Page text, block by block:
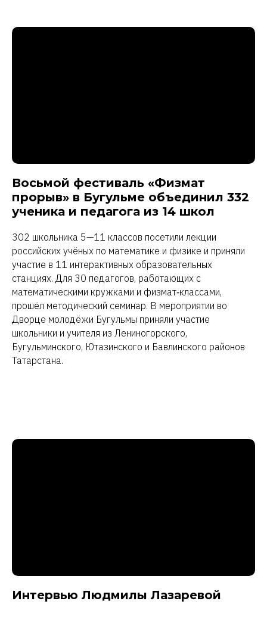
Восьмой фестиваль «Физмат
прорыв» в Бугульме объединил 332
ученика и педагога из 14 школ
302 школьника 5—11 классов посетили лекции
российских учёных по математике и физике и приняли
участие в 11 интерактивных образовательных
станциях. Для 30 педагогов, работающих с
математическими кружками и физмат‑классами,
прошёл методический семинар. В мероприятии во
Дворце молодёжи Бугульмы приняли участие
школьники и учителя из Лениногорского,
Бугульминского, Ютазинского и Бавлинского районов
Татарстана.
Интервью Людмилы Лазаревой